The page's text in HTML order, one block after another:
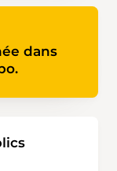
dans